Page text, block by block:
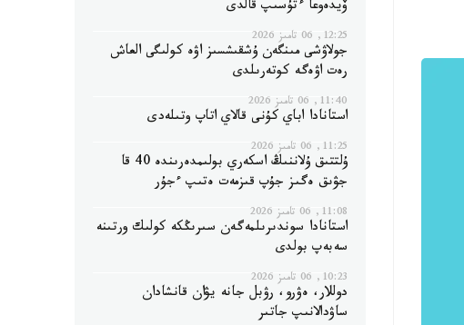
ۆيدەوعا ءتۇسىپ قالدى
12:25, 06 تامىز 2026
جولاۋشى مىنگەن ۇشقىشسىز اۋە كولىگى العاش
رەت اۋەگە كوتەرىلدى
11:40, 06 تامىز 2026
استانادا اباي كۇنى قالاي اتاپ وتىلەدى
11:25, 06 تامىز 2026
ۇلتتىق ۇلاننىڭ اسكەري بولىمدەرىندە 40 قا
جۋىق ەگىز جۇپ قىزمەت ەتىپ ءجۇر
11:08, 06 تامىز 2026
استانادا سوندىرىلمەگەن سىرىڭكە كولىك ورتىنە
سەبەپ بولدى
10:23, 06 تامىز 2026
دوللار، ەۋرو، رۋبل جانە يۋان قانشادان
ساۋدالانىپ جاتىر